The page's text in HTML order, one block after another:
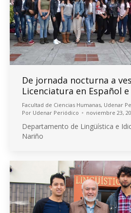
De jornada nocturna a
Licenciatura en Español
Facultad de Ciencias Humanas, Udenar
Por Udenar Periódico noviembre 23,
Departamento de Lingüística e
Nariño